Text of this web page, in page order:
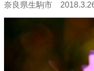
奈良県生駒市